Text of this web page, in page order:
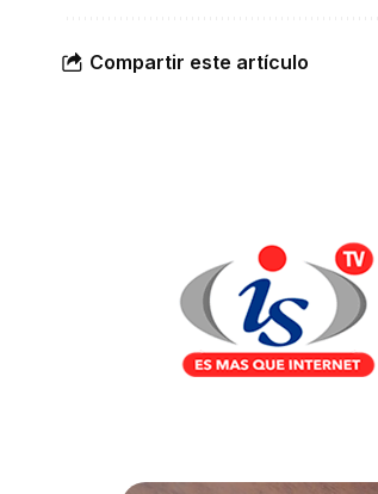
Compartir este artículo